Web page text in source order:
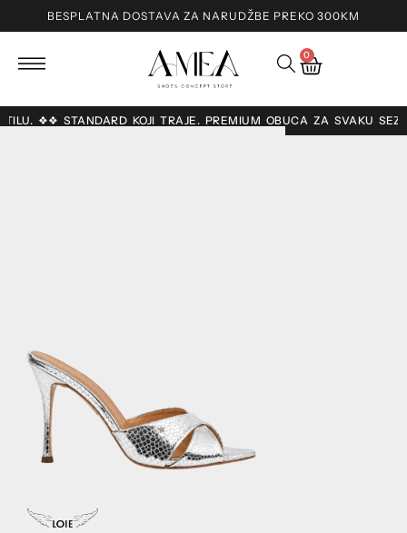
BESPLATNA DOSTAVA ZA NARUDŽBE PREKO 300KM
0
❖❖ STANDARD KOJI TRAJE. PREMIUM OBUĆA ZA SVAKU